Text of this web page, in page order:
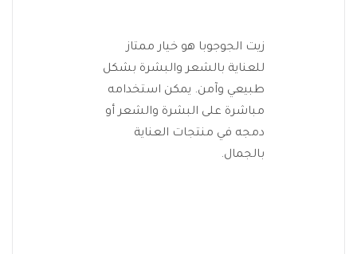
زيت الجوجوبا هو خيار ممتاز
للعناية بالشعر والبشرة بشكل
طبيعي وآمن. يمكن استخدامه
مباشرة على البشرة والشعر أو
دمجه في منتجات العناية
بالجمال.